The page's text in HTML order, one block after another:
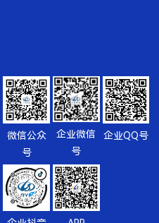
微信公众
号
企业微信
号
企业QQ号